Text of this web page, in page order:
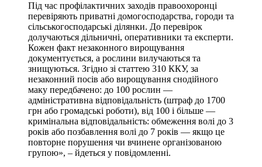
Під час профілактичних заходів правоохоронці
перевіряють приватні домогосподарства, городи та
сільськогосподарські ділянки. До перевірок
долучаються дільничні, оперативники та експерти.
Кожен факт незаконного вирощування
документується, а рослини вилучаються та
знищуються. Згідно зі статтею 310 ККУ, за
незаконний посів або вирощування снодійного
маку передбачено: до 100 рослин —
адміністративна відповідальність (штраф до 1700
грн або громадські роботи), від 100 і більше —
кримінальна відповідальність: обмеження волі до 3
років або позбавлення волі до 7 років — якщо це
повторне порушення чи вчинене організованою
групою», – йдеться у повідомленні.